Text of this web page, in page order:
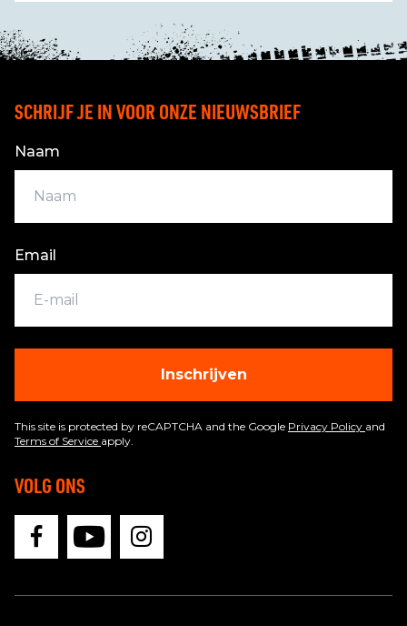
SCHRIJF JE IN VOOR ONZE NIEUWSBRIEF
Naam
Email
Inschrijven
This site is protected by reCAPTCHA and the Google Privacy Policy and
Terms of Service apply.
VOLG ONS